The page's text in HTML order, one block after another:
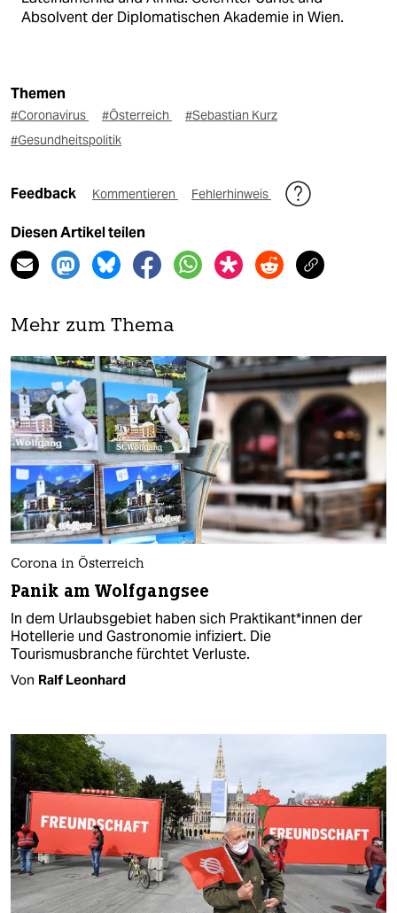
Absolvent der Diplomatischen Akademie in Wien.
Themen
#Coronavirus #Österreich
#Sebastian Kurz
#Gesundheitspolitik
Feedback Kommentieren Fehlerhinweis
Diesen Artikel teilen
Mehr zum Thema
Corona in Österreich
Panik am Wolfgangsee
In dem Urlaubsgebiet haben sich Praktikant*innen der
Hotellerie und Gastronomie infiziert. Die
Tourismusbranche fürchtet Verluste.
Von Ralf Leonhard